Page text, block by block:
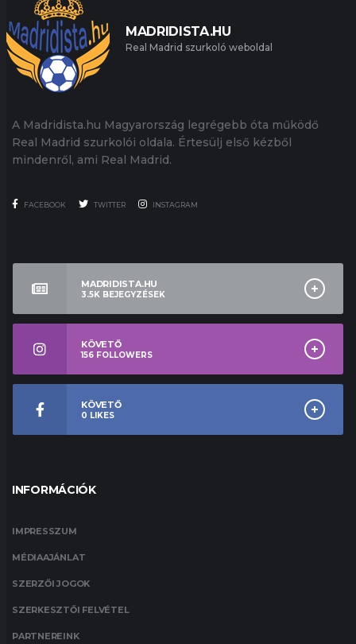
MADRIDISTA.HU
Real Madrid szurkoló weboldal
A Madridista.hu Magyarország legrégebb óta működő
Real Madrid szurkolói oldala. Értesülj első kézből
mindenről, ami Real Madrid.
FACEBOOK TWITTER INSTAGRAM
MADRIDISTA.HU
3.5K BEJEGYZÉSEK
KÖVETŐ
156 FOLLOWERS
KÖVETŐ
0 LIKES
INFORMÁCIÓK
IMPRESSZUM
MÉDIAAJÁNLAT
SZERZŐI JOGOK
SZERKESZTŐI FELVÉTEL
PARTNEREINK